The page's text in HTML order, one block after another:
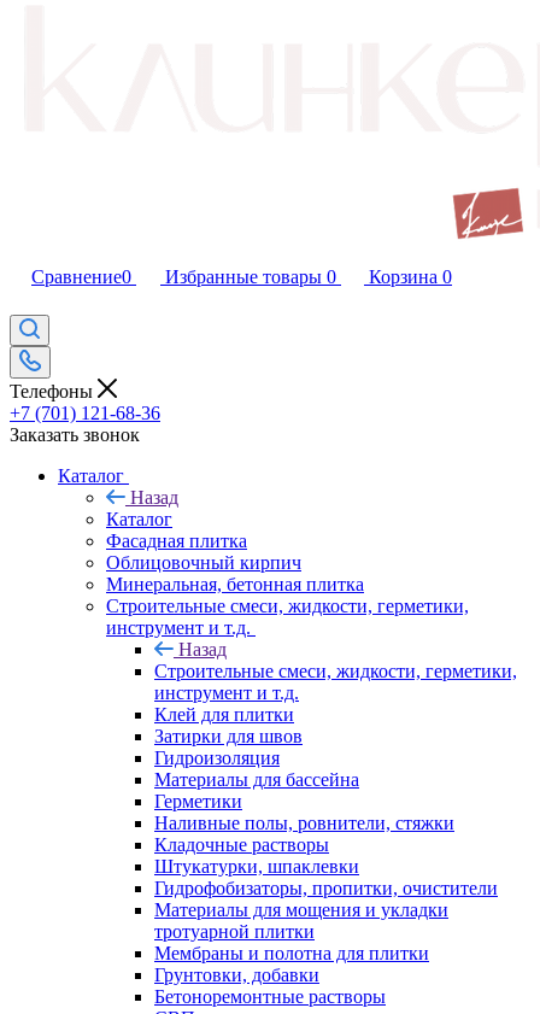
Сравнение0 Избранные товары 0 Корзина 0
Телефоны
+7 (701) 121-68-36
Заказать звонок
Каталог
Назад
Каталог
Фасадная плитка
Облицовочный кирпич
Минеральная, бетонная плитка
Строительные смеси, жидкости, герметики,
инструмент и т.д.
Назад
Строительные смеси, жидкости, герметики,
инструмент и т.д.
Клей для плитки
Затирки для швов
Гидроизоляция
Материалы для бассейна
Герметики
Наливные полы, ровнители, стяжки
Кладочные растворы
Штукатурки, шпаклевки
Гидрофобизаторы, пропитки, очистители
Материалы для мощения и укладки
тротуарной плитки
Мембраны и полотна для плитки
Грунтовки, добавки
Бетоноремонтные растворы